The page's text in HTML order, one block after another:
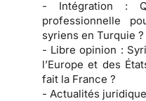
- Intégration :
professionnelle
syriens en Turquie ?
- Libre opinion :
l’Europe et des
fait la France ?
- Actualités